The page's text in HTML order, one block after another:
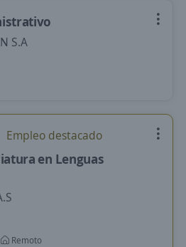
S.A
Empleo destacado
en Lenguas
Remoto